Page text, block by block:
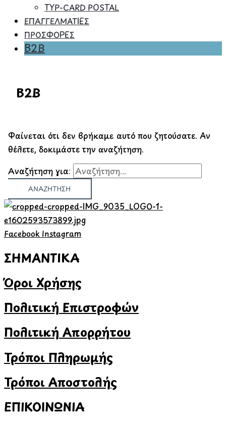
TYP-CARD POSTAL
ΕΠΑΓΓΕΛΜΑΤΙΕΣ
ΠΡΟΣΦΟΡΕΣ
B2B
B2B
Φαίνεται ότι δεν βρήκαμε αυτό που ζητούσατε. Αν
θέλετε, δοκιμάστε την αναζήτηση.
Αναζήτηση για:
Facebook Instagram
ΣΗΜΑΝΤΙΚΑ
Όροι Χρήσης
Πολιτική Επιστροφών
Πολιτική Απορρήτου
Τρόποι Πληρωμής
Τρόποι Αποστολής
ΕΠΙΚΟΙΝΩΝΙΑ